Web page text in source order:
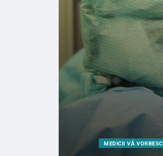
MEDICII VĂ VORBESC